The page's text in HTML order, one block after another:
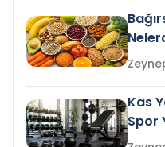
Kas
Spor